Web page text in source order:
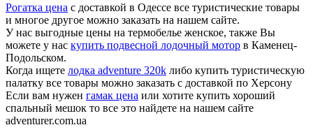
Рогатка цена с доставкой в Одессе все туристические товары
и многое другое можно заказать на нашем сайте.
У нас выгодные цены на термобелье женское, также Вы
можете у нас купить подвесной лодочный мотор в Каменец-
Подольском.
Когда ищете лодка adventure 320k либо купить туристическую
палатку все товары можно заказать с доставкой по Херсону
Если вам нужен гамак цена или хотите купить хороший
спальный мешок то все это найдете на нашем сайте
adventurer.com.ua